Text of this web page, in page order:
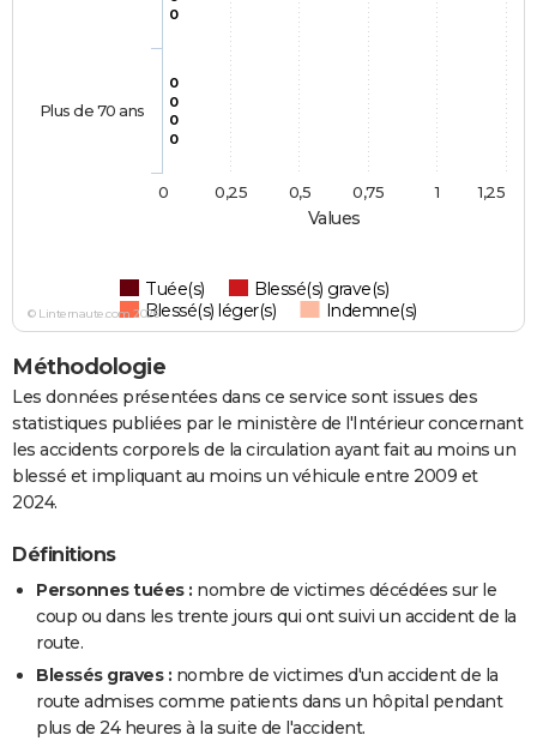
Values
0
0
0
0
0
Tuée(s)
Blessé(s) grave(s)
Blessé(s) léger(s)
Indemne(s)
Plus de 70 ans
0 1
0,25 0,5 0,75 1,25
© Linternaute.com 2026
Méthodologie
Les données présentées dans ce service sont issues des
statistiques publiées par le ministère de l'Intérieur concernant
les accidents corporels de la circulation ayant fait au moins un
blessé et impliquant au moins un véhicule entre 2009 et
2024.
Définitions
Personnes tuées : nombre de victimes décédées sur le
coup ou dans les trente jours qui ont suivi un accident de la
route.
Blessés graves : nombre de victimes d'un accident de la
route admises comme patients dans un hôpital pendant
plus de 24 heures à la suite de l'accident.